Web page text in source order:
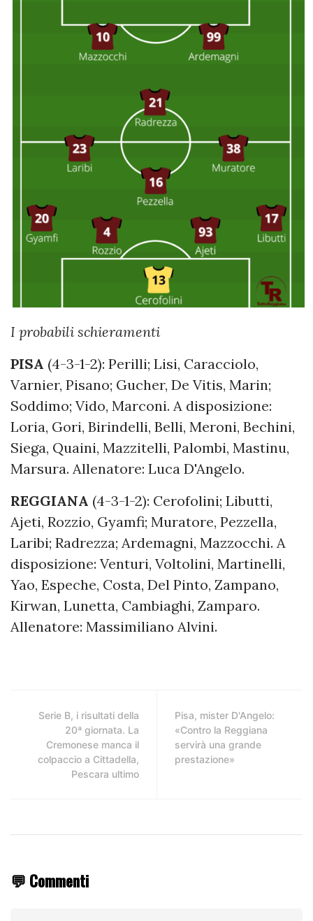
I probabili schieramenti
PISA (4-3-1-2): Perilli; Lisi, Caracciolo,
Varnier, Pisano; Gucher, De Vitis, Marin;
Soddimo; Vido, Marconi. A disposizione:
Loria, Gori, Birindelli, Belli, Meroni, Bechini,
Siega, Quaini, Mazzitelli, Palombi, Mastinu,
Marsura. Allenatore: Luca D'Angelo.
REGGIANA (4-3-1-2): Cerofolini; Libutti,
Ajeti, Rozzio, Gyamfi; Muratore, Pezzella,
Laribi; Radrezza; Ardemagni, Mazzocchi. A
disposizione: Venturi, Voltolini, Martinelli,
Yao, Espeche, Costa, Del Pinto, Zampano,
Kirwan, Lunetta, Cambiaghi, Zamparo.
Allenatore: Massimiliano Alvini.
Serie B, i risultati della
20ª giornata. La
Cremonese manca il
colpaccio a Cittadella,
Pescara ultimo
Pisa, mister D'Angelo:
«Contro la Reggiana
servirà una grande
prestazione»
💬 Commenti